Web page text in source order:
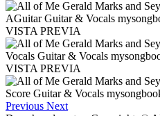
VISTA PREVIA
VISTA PREVIA
Previous Next